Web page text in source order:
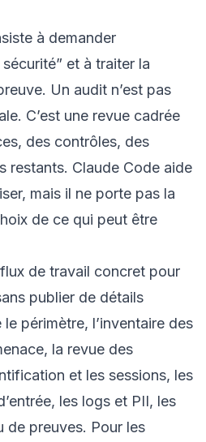
à demander
et à traiter la
Un audit n’est pas
C’est une revue cadrée
des contrôles, des
restants. Claude Code aide
mais il ne porte pas la
de ce qui peut être
de travail concret pour
publier de détails
périmètre, l’inventaire des
la revue des
et les sessions, les
les logs et PII, les
de preuves. Pour les